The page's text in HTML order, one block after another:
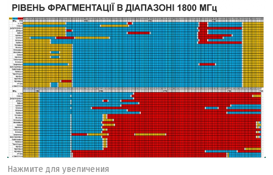
Нажмите для увеличения